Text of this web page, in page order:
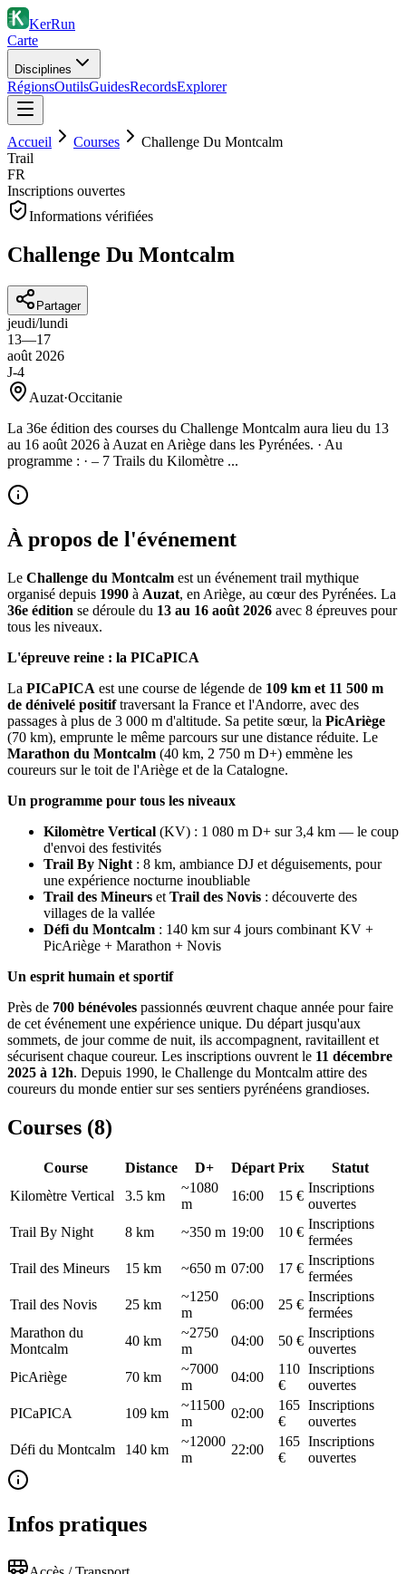
KerRun
Carte
Disciplines
RégionsOutilsGuidesRecordsExplorer
Accueil Courses
Challenge Du Montcalm
Trail
FR
Inscriptions ouvertes
Informations vérifiées
Challenge Du Montcalm
Partager
jeudi/lundi
13—17
août 2026
J-4
Auzat·Occitanie
La 36e édition des courses du Challenge Montcalm aura lieu du 13
au 16 août 2026 à Auzat en Ariège dans les Pyrénées. · Au
programme : · – 7 Trails du Kilomètre ...
À propos de l'événement
Le Challenge du Montcalm est un événement trail mythique
organisé depuis 1990 à Auzat, en Ariège, au cœur des Pyrénées. La
36e édition se déroule du 13 au 16 août 2026 avec 8 épreuves pour
tous les niveaux.
L'épreuve reine : la PICaPICA
La PICaPICA est une course de légende de 109 km et 11 500 m
de dénivelé positiftraversant la France et l'Andorre, avec des
passages à plus de 3 000 m d'altitude. Sa petite sœur, la PicAriège
(70 km), emprunte le même parcours sur une distance réduite. Le
Marathon du Montcalm (40 km, 2 750 m D+) emmène les
coureurs sur le toit de l'Ariège et de la Catalogne.
Un programme pour tous les niveaux
Kilomètre Vertical (KV) : 1 080 m D+ sur 3,4 km — le coup
d'envoi des festivités
Trail By Night : 8 km, ambiance DJ et déguisements, pour
une expérience nocturne inoubliable
Trail des Mineurs et Trail des Novis : découverte des
villages de la vallée
Défi du Montcalm : 140 km sur 4 jours combinant KV +
PicAriège + Marathon + Novis
Un esprit humain et sportif
Près de 700 bénévoles passionnés œuvrent chaque année pour faire
de cet événement une expérience unique. Du départ jusqu'aux
sommets, de jour comme de nuit, ils accompagnent, ravitaillent et
sécurisent chaque coureur. Les inscriptions ouvrent le 11 décembre
2025 à 12h. Depuis 1990, le Challenge du Montcalm attire des
coureurs du monde entier sur ses sentiers pyrénéens grandioses.
Courses (8)
Course Distance D+ Départ Prix
Statut
Kilomètre Vertical
3.5 km
~1080
m
16:00 15 €
Inscriptions
ouvertes
Trail By Night
8 km ~350 m 19:00 10 €
Inscriptions
fermées
Trail des Mineurs
15 km ~650 m 07:00 17 €
Inscriptions
fermées
Trail des Novis
25 km
~1250
m
06:00 25 €
Inscriptions
fermées
Marathon du
Montcalm
40 km
~2750
m
04:00 50 €
Inscriptions
ouvertes
PicAriège
70 km
~7000
m
04:00
110
€
Inscriptions
ouvertes
PICaPICA
109 km
~11500
m
02:00
165
€
Inscriptions
ouvertes
Défi du Montcalm
140 km
~12000
m
22:00
165
€
Inscriptions
ouvertes
Infos pratiques